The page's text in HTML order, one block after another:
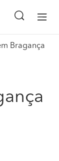
Bragança